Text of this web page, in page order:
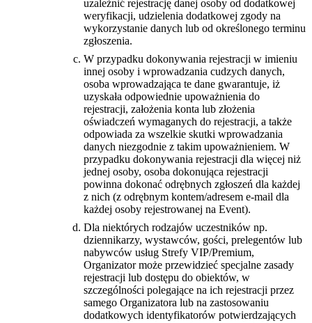
uzależnić rejestrację danej osoby od dodatkowej
weryfikacji, udzielenia dodatkowej zgody na
wykorzystanie danych lub od określonego terminu
zgłoszenia.
W przypadku dokonywania rejestracji w imieniu
innej osoby i wprowadzania cudzych danych,
osoba wprowadzająca te dane gwarantuje, iż
uzyskała odpowiednie upoważnienia do
rejestracji, założenia konta lub złożenia
oświadczeń wymaganych do rejestracji, a także
odpowiada za wszelkie skutki wprowadzania
danych niezgodnie z takim upoważnieniem. W
przypadku dokonywania rejestracji dla więcej niż
jednej osoby, osoba dokonująca rejestracji
powinna dokonać odrębnych zgłoszeń dla każdej
z nich (z odrębnym kontem/adresem e-mail dla
każdej osoby rejestrowanej na Event).
Dla niektórych rodzajów uczestników np.
dziennikarzy, wystawców, gości, prelegentów lub
nabywców usług Strefy VIP/Premium,
Organizator może przewidzieć specjalne zasady
rejestracji lub dostępu do obiektów, w
szczególności polegające na ich rejestracji przez
samego Organizatora lub na zastosowaniu
dodatkowych identyfikatorów potwierdzających